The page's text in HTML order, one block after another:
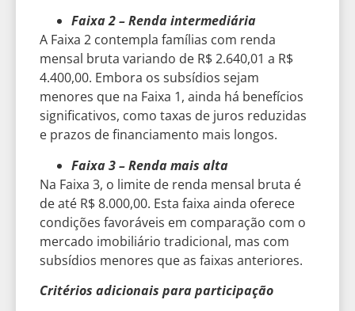
Faixa 2 – Renda intermediária
A Faixa 2 contempla famílias com renda
mensal bruta variando de R$ 2.640,01 a R$
4.400,00. Embora os subsídios sejam
menores que na Faixa 1, ainda há benefícios
significativos, como taxas de juros reduzidas
e prazos de financiamento mais longos.
Faixa 3 – Renda mais alta
Na Faixa 3, o limite de renda mensal bruta é
de até R$ 8.000,00. Esta faixa ainda oferece
condições favoráveis em comparação com o
mercado imobiliário tradicional, mas com
subsídios menores que as faixas anteriores.
Critérios adicionais para participação